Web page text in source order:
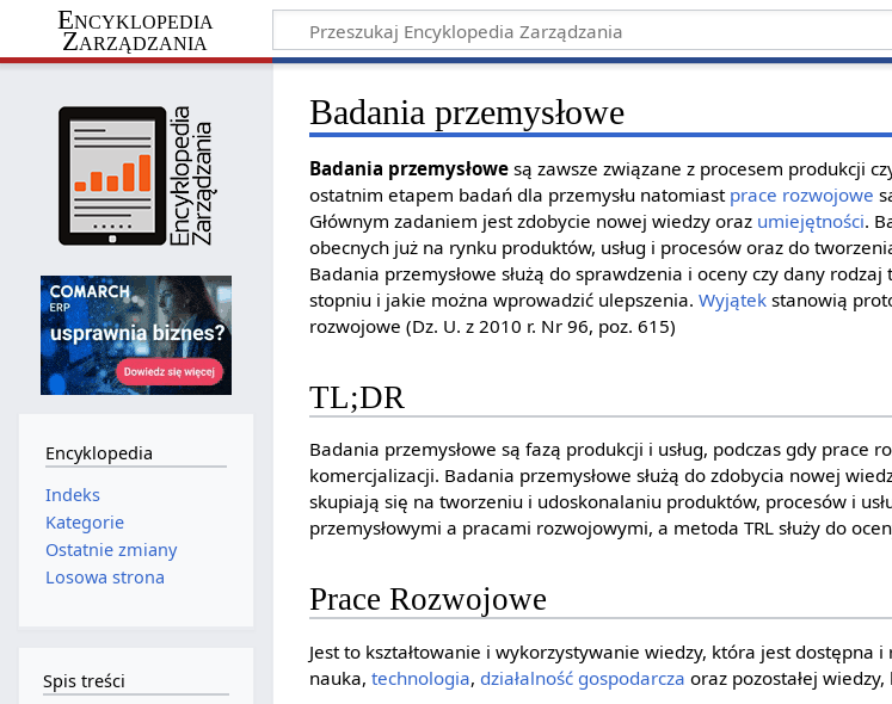
Encyklopedia
Zarządzania
Badania przemysłowe
Badania przemysłowe są zawsze związane z procesem produkcji
ostatnim etapem badań dla przemysłu natomiast prace rozwojowe
Głównym zadaniem jest zdobycie nowej wiedzy oraz umiejętności.
obecnych już na rynku produktów, usług i procesów oraz do
Badania przemysłowe służą do sprawdzenia i oceny czy dany
stopniu i jakie można wprowadzić ulepszenia.Wyjątek stanowią
rozwojowe (Dz. U. z 2010 r. Nr 96, poz. 615)
TL;DR
Badania przemysłowe są fazą produkcji i usług, podczas gdy prace
komercjalizacji. Badania przemysłowe służą do zdobycia nowej
skupiają się na tworzeniu i udoskonalaniu produktów, procesów i
przemysłowymi a pracami rozwojowymi, a metoda TRL służy do
Prace Rozwojowe
Jest to kształtowanie i wykorzystywanie wiedzy, która jest dostępna
nauka,technologia, działalność gospodarcza oraz pozostałej
Encyklopedia
Indeks
Kategorie
Ostatnie zmiany
Losowa strona
Spis treści